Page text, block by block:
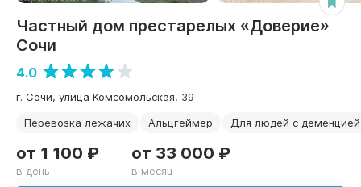
Частный дом престарелых «Доверие»
Сочи
4.0
г. Сочи, улица Комсомольская, 39
Перевозка лежачих
Альцгеймер Для людей с деменцией
от 1 100 ₽
в день
от 33 000 ₽
в месяц